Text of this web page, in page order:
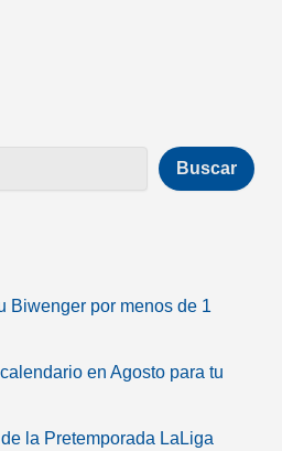
Buscar
Biwenger por menos de 1
en Agosto para tu
la Pretemporada LaLiga